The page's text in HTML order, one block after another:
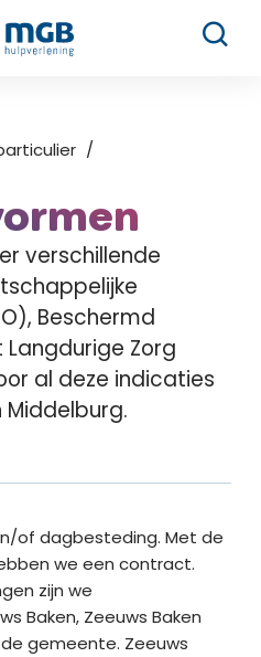
verschillende
Beschermd
Langdurige Zorg
al deze indicaties
Middelburg.
of dagbesteding. Met de
we een contract.
zijn we
Baken, Zeeuws Baken
gemeente. Zeeuws